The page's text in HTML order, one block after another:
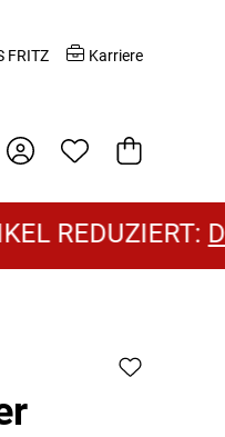
FRITZ Karriere
Warenkorb
DAMEN